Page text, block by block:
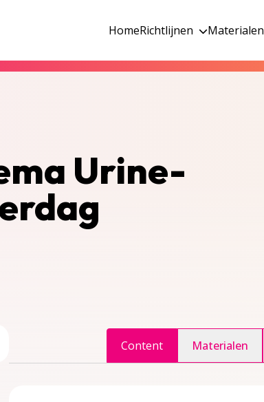
HomeRichtlijnen Materialen
Urine-
inhoudsopgave
over 1 Inleiding
Content Materialen